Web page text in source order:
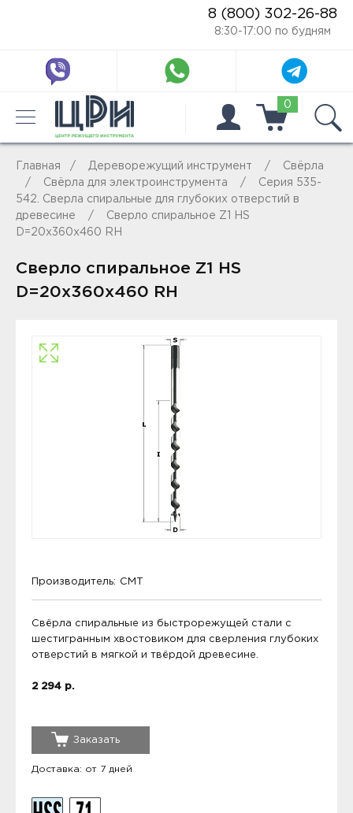
8 (800) 302-26-88
8:30-17:00 по будням
0
Главная Дереворежущий инструмент
Свёрла
Свёрла для электроинструмента
Серия 535-
542. Сверла спиральные для глубоких отверстий в
древесине
Сверло спиральное Z1 HS
D=20x360x460 RH
Сверло спиральное Z1 HS
D=20x360x460 RH
Производитель: CMT
Свёрла спиральные из быстрорежущей стали с
шестигранным хвостовиком для сверления глубоких
отверстий в мягкой и твёрдой древесине.
2 294 р.
Заказать
Доставка: от 7 дней